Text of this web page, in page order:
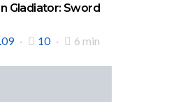
Gladiator: Sword
10 6 min